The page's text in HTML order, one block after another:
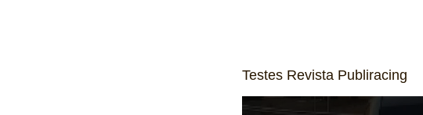
Testes Revista Publiracing